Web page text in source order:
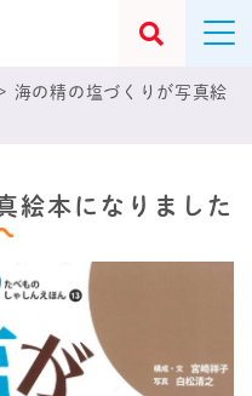
海の精の塩づくりが写真絵
絵本になりました